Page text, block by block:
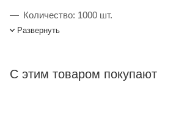
Количество: 1000 шт.
F60M, Bru F60A купить в интернет-
выгодной цене. Уточнить наличие,
Развернуть
С этим товаром покупают